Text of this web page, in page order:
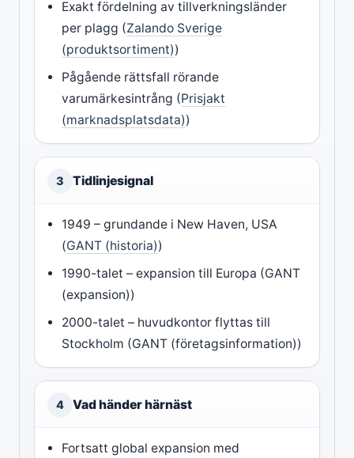
Exakt fördelning av tillverkningsländer
per plagg (Zalando Sverige
(produktsortiment))
Pågående rättsfall rörande
varumärkesintrång (Prisjakt
(marknadsplatsdata))
3 Tidlinjesignal
1949 – grundande i New Haven, USA
(GANT (historia))
1990-talet – expansion till Europa (GANT
(expansion))
2000-talet – huvudkontor flyttas till
Stockholm (GANT (företagsinformation))
4 Vad händer härnäst
Fortsatt global expansion med